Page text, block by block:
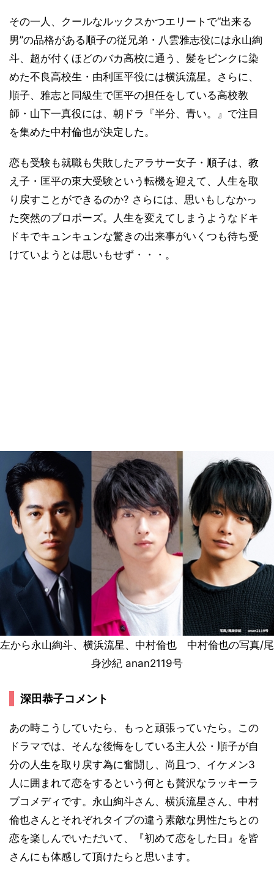
その一人、クールなルックスかつエリートで“出来る
男”の品格がある順子の従兄弟・八雲雅志役には永山絢
斗、超が付くほどのバカ高校に通う、髪をピンクに染
めた不良高校生・由利匡平役には横浜流星。さらに、
順子、雅志と同級生で匡平の担任をしている高校教
師・山下一真役には、朝ドラ『半分、青い。』で注目
を集めた中村倫也が決定した。
恋も受験も就職も失敗したアラサー女子・順子は、教
え子・匡平の東大受験という転機を迎えて、人生を取
り戻すことができるのか? さらには、思いもしなかっ
た突然のプロポーズ。人生を変えてしまうようなドキ
ドキでキュンキュンな驚きの出来事がいくつも待ち受
けていようとは思いもせず・・・。
左から永山絢斗、横浜流星、中村倫也 中村倫也の写真/尾
身沙紀 anan2119号
深田恭子コメント
あの時こうしていたら、もっと頑張っていたら。この
ドラマでは、そんな後悔をしている主人公・順子が自
分の人生を取り戻す為に奮闘し、尚且つ、イケメン3
人に囲まれて恋をするという何とも贅沢なラッキーラ
ブコメディです。永山絢斗さん、横浜流星さん、中村
倫也さんとそれぞれタイプの違う素敵な男性たちとの
恋を楽しんでいただいて、『初めて恋をした日』を皆
さんにも体感して頂けたらと思います。